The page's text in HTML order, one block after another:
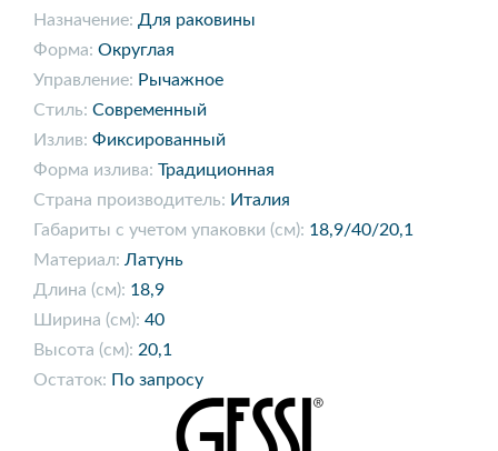
Назначение: Для раковины
Форма: Округлая
Управление: Рычажное
Стиль: Современный
Излив: Фиксированный
Форма излива: Традиционная
Страна производитель: Италия
Габариты с учетом упаковки (см): 18,9/40/20,1
Материал: Латунь
Длина (см): 18,9
Ширина (см): 40
Высота (см): 20,1
Остаток: По запросу